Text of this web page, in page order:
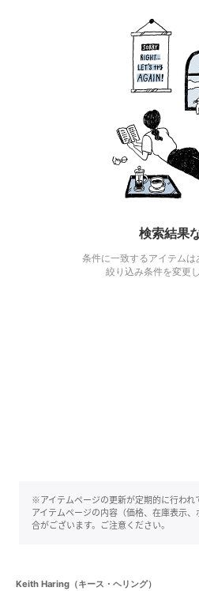
検索結果
条件に一致するアイテムは
絞り込み条件を変更
※アイテムページの更新が定期的に行われ
アイテムページの内容（価格、在庫表示
合がございます。ご注意ください。
Keith Haring（キース・ヘリング）